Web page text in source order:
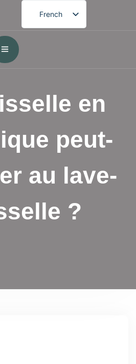
French
English
Arabic
en
peut-
au lave-
?